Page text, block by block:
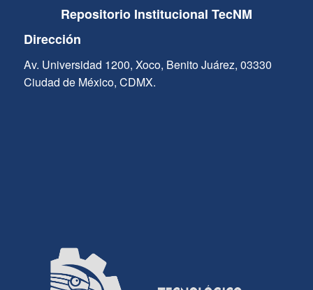
Repositorio Institucional TecNM
Dirección
Av. Universidad 1200, Xoco, Benito Juárez, 03330
Ciudad de México, CDMX.